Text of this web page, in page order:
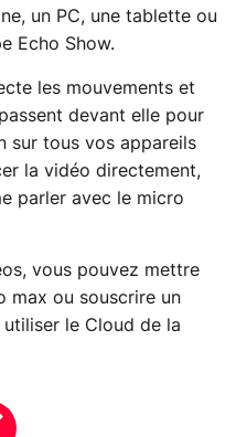
un PC, une tablette ou
Echo Show.
les mouvements et
devant elle pour
sur tous vos appareils
la vidéo directement,
parler avec le micro
vous pouvez mettre
max ou souscrire un
le Cloud de la